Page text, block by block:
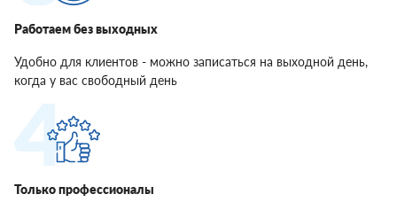
Работаем без выходных
Удобно для клиентов - можно записаться на выходной день,
когда у вас свободный день
Только профессионалы